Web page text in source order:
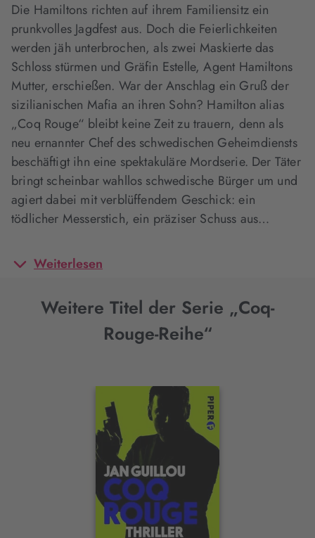
Die Hamiltons richten auf ihrem Familiensitz ein
prunkvolles Jagdfest aus. Doch die Feierlichkeiten
werden jäh unterbrochen, als zwei Maskierte das
Schloss stürmen und Gräfin Estelle, Agent Hamiltons
Mutter, erschießen. War der Anschlag ein Gruß der
sizilianischen Mafia an ihren Sohn? Hamilton alias
„Coq Rouge“ bleibt keine Zeit zu trauern, denn als
neu ernannter Chef des schwedischen Geheimdiensts
beschäftigt ihn eine spektakuläre Mordserie. Der Täter
bringt scheinbar wahllos schwedische Bürger um und
agiert dabei mit verblüffendem Geschick: ein
tödlicher Messerstich, ein präziser Schuss aus…
Weiterlesen
Weitere Titel der Serie „Coq-
Rouge-Reihe“
Interaktives